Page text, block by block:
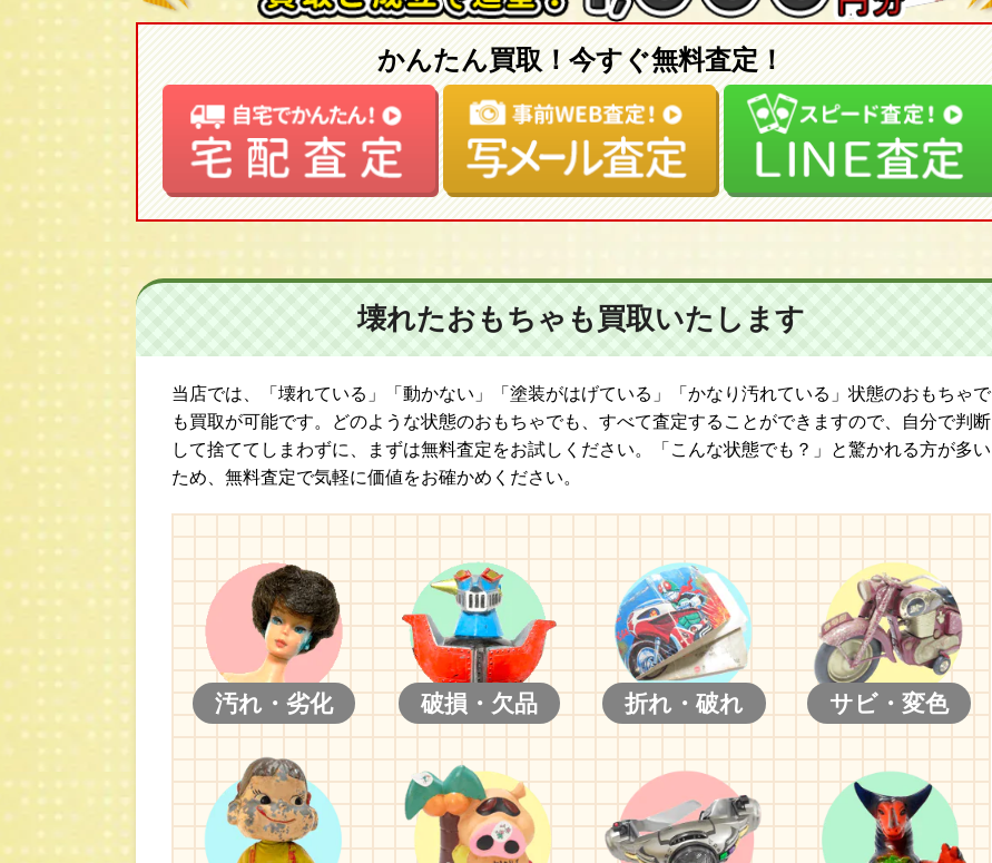
かんたん買取！今すぐ無料査定！
壊れたおもちゃも買取いたします
当店では、「壊れている」「動かない」「塗装がはげている」「かなり汚れている」状態のおもちゃで
も買取が可能です。どのような状態のおもちゃでも、すべて査定することができますので、自分で判断
して捨ててしまわずに、まずは無料査定をお試しください。「こんな状態でも？」と驚かれる方が多い
ため、無料査定で気軽に価値をお確かめください。
汚れ・劣化 破損・欠品 折れ・破れ サビ・変色